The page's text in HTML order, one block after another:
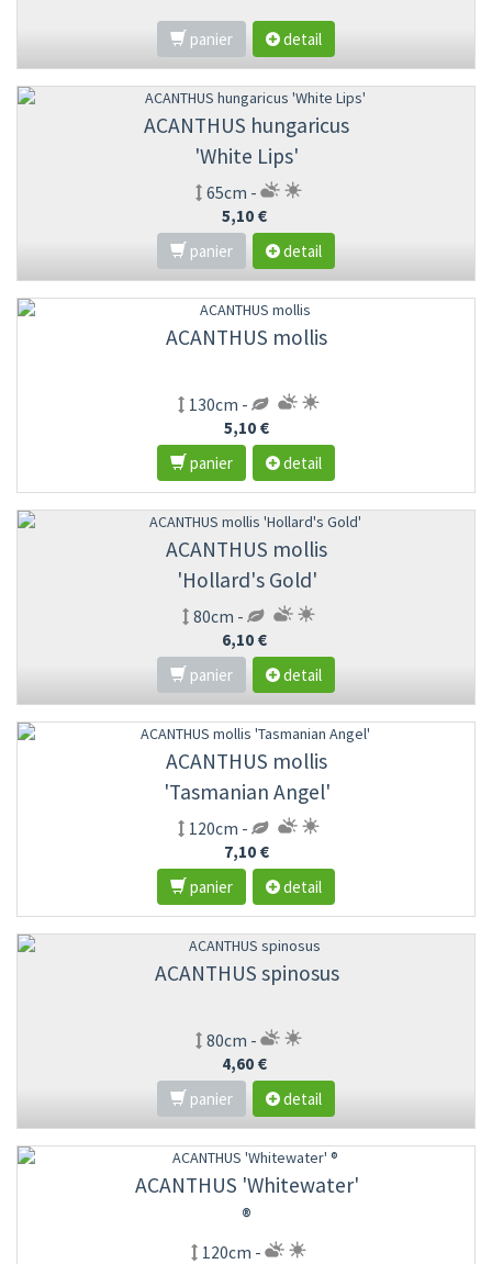
panier detail
ACANTHUS hungaricus
'White Lips'
65cm -
5,10 €
panier
detail
ACANTHUS mollis
130cm -
5,10 €
panier
detail
ACANTHUS mollis
'Hollard's Gold'
80cm -
6,10 €
panier
detail
ACANTHUS mollis
'Tasmanian Angel'
120cm -
7,10 €
panier
detail
ACANTHUS spinosus
80cm -
4,60 €
panier
detail
ACANTHUS 'Whitewater'
®
120cm -